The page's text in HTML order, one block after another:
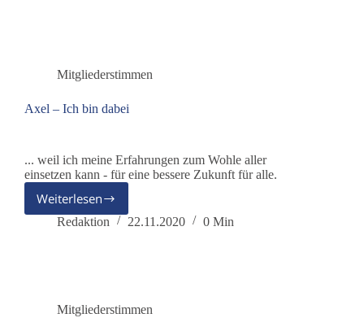
Mitgliederstimmen
Axel – Ich bin dabei
... weil ich meine Erfahrungen zum Wohle aller
einsetzen kann - für eine bessere Zukunft für alle.
Weiterlesen
Axel
–
Redaktion 22.11.2020 0 Min
Mitgliederstimmen